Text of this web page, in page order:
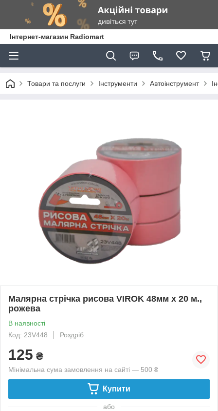
Інтернет-магазин Radiomart
Товари та послуги Інструменти Автоінструмент
Малярна стрічка рисова VIROK 48мм х 20 м.,
рожева
В наявності
Код: 23V448
Роздріб
125 ₴
Мінімальна сума замовлення на сайті — 500 ₴
Купити
або